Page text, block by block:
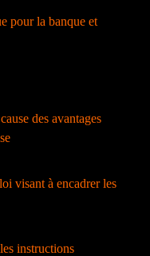
pour la banque et
des avantages
visant à encadrer les
instructions